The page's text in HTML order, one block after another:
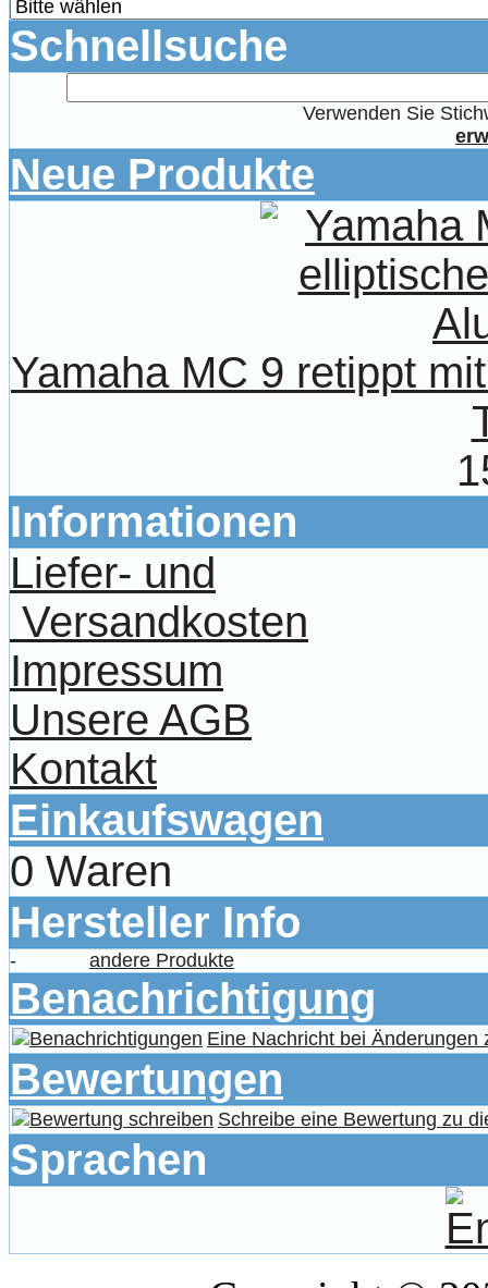
Schnellsuche
Verwenden Sie
Neue Produkte
Yamaha MC 9 retippt
Informationen
Liefer- und
Versandkosten
Impressum
Unsere AGB
Kontakt
Einkaufswagen
0 Waren
Hersteller Info
- andere Produkte
Benachrichtigung
Eine Nachricht bei Änderungen
Bewertungen
Schreibe eine Bewertung zu
Sprachen